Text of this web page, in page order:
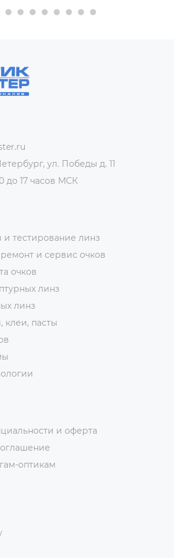
ул. Победы д. 11
до 17 часов МСК
и тестирование линз
и сервис очков
очков
линз
линз
клеи, пасты
и оферта
оптикам